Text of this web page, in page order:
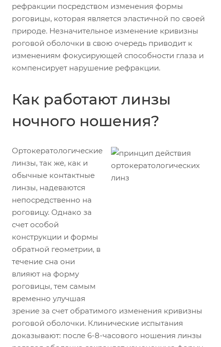
рефракции посредством изменения формы
роговицы, которая является эластичной по своей
природе. Незначительное изменение кривизны
роговой оболочки в свою очередь приводит к
изменениям фокусирующей способности глаза и
компенсирует нарушение рефракции.
Как работают линзы
ночного ношения?
Ортокератологические
линзы, так же, как и
обычные контактные
линзы, надеваются
непосредственно на
роговицу. Однако за
счет особой
конструкции и формы
обратной геометрии, в
течение сна они
влияют на форму
роговицы, тем самым
временно улучшая
зрение за счет обратимого изменения кривизны
роговой оболочки. Клинические испытания
доказывают: после 6-8-часового ношения линзы